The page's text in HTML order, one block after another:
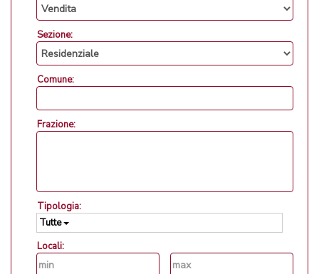
Sezione:
Comune:
Frazione:
Tipologia:
Tutte
Locali: